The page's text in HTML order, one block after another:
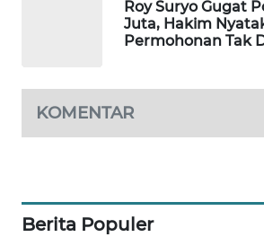
Roy Suryo Gugat
Juta, Hakim
Permohonan Tak
KOMENTAR
Berita Populer
NET
WAHANA
WAHANA
UMKM